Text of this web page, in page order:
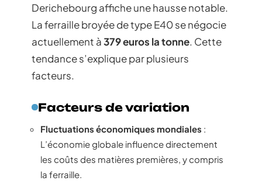
Derichebourg affiche une hausse notable.
La ferraille broyée de type E40 se négocie
actuellement à379 euros la tonne. Cette
tendance s’explique par plusieurs
facteurs.
Facteurs de variation
Fluctuations économiques mondiales :
L’économie globale influence directement
les coûts des matières premières, y compris
la ferraille.